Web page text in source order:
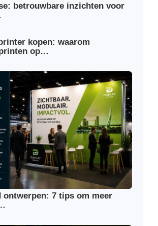
betrouwbare inzichten voor
kopen: waarom
op…
ontwerpen: 7 tips om meer